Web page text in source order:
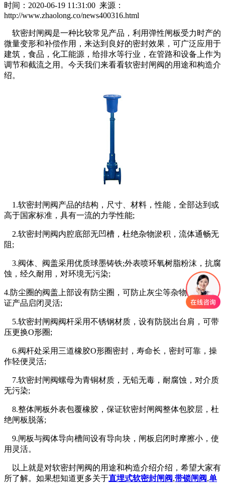
时间：2020-06-19 11:31:00 来源：
http://www.zhaolong.co/news400316.html
软密封闸阀是一种比较常见产品，利用弹性闸板受力时产的
微量变形和补偿作用，来达到良好的密封效果，可广泛应用于
建筑，食品，化工能源，给排水等行业，在管路和设备上作为
调节和截流之用。今天我们来看看软密封闸阀的用途和构造介
绍。
1.软密封闸阀产品的结构，尺寸、材料，性能，全部达到或
高于国家标准，具有一流的力学性能;
2.软密封闸阀内腔底部无凹槽，杜绝杂物淤积，流体通畅无
阻;
3.阀体、阀盖采用优质球墨铸铁;外表喷环氧树脂粉沫，抗腐
蚀，经久耐用，对环境无污染;
4.防尘圈的阀盖上部设有防尘圈，可防止灰尘等杂物进入，保
证产品启闭灵活;
5.软密封闸阀阀杆采用不锈钢材质，设有防脱出台肩，可带
压更换O形圈;
6.阀杆处采用三道橡胶O形圈密封，寿命长，密封可靠，操
作轻便灵活;
7.软密封闸阀螺母为青铜材质，无铅无毒，耐腐蚀，对介质
无污染;
8.整体闸板外表包覆橡胶，保证软密封闸阀整体包胶层，杜
绝闸板脱落;
9.闸板与阀体导向槽间设有导向块，闸板启闭时摩擦小，使
用灵活。
以上就是对软密封闸阀的用途和构造介绍介绍，希望大家有
所了解。如果想知道更多关于直埋式软密封闸阀,带锁闸阀,单